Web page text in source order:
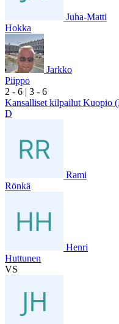
Juha-Matti
Hokka
Jarkko
Piippo
2 - 6 | 3 - 6
Kansalliset kilpailut Kuopio
D
Rami
Rönkä
Henri
Huttunen
VS